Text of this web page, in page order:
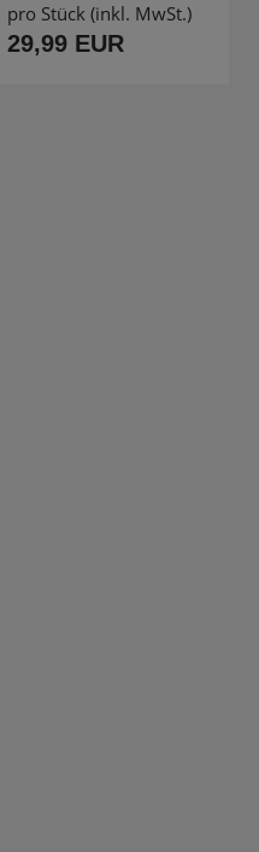
pro Stück (inkl. MwSt.)
29,99 EUR